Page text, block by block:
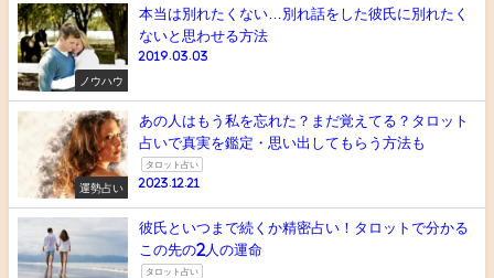
ノウハウ
本当は別れたくない…別れ話をした彼氏に別れたく
ないと思わせる方法
2019.03.03
運勢占い
あの人はもう私を忘れた？まだ覚えてる？タロット
占いで真実を鑑定・思い出してもらう方法も
タロット占い
2023.12.21
彼氏といつまで続くか精密占い！タロットで分かる
この先の2人の運命
タロット占い